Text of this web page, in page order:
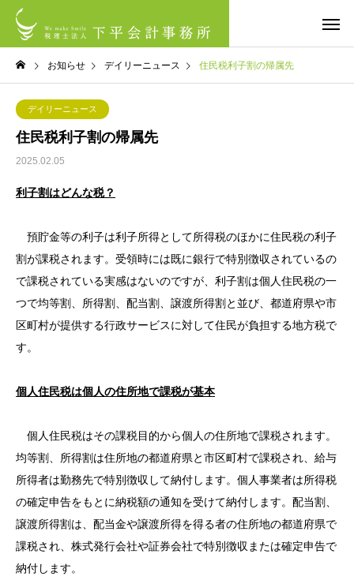
お知らせ デイリーニュース 住民税利子割の帰属先
デイリーニュース
住民税利子割の帰属先
2025.02.05
利子割はどんな税？
預貯金等の利子は利子所得として所得税のほかに住民税の利子
割が課税されます。受領時には既に銀行で特別徴収されているの
で課税されている実感はないのですが、利子割は個人住民税の一
つで均等割、所得割、配当割、譲渡所得割と並び、都道府県や市
区町村が提供する行政サービスに対して住民が負担する地方税で
す。
個人住民税は個人の住所地で課税が基本
個人住民税はその課税目的から個人の住所地で課税されます。
均等割、所得割は住所地の都道府県と市区町村で課税され、給与
所得者は勤務先で特別徴収して納付します。個人事業者は所得税
の確定申告をもとに納税額の通知を受けて納付します。配当割、
譲渡所得割は、配当金や譲渡所得を得る者の住所地の都道府県で
課税され、株式発行会社や証券会社で特別徴収または確定申告で
納付します。